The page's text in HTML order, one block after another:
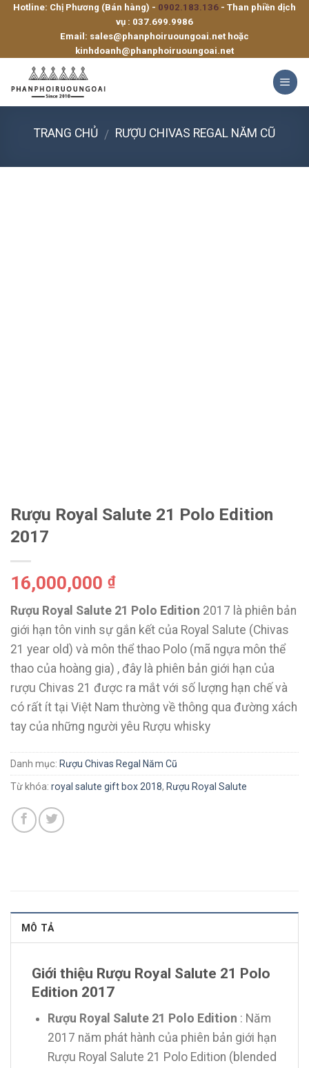
SkipHotline: Chị Phương (Bán hàng) - 0902.183.136 - Than phiền dịch
vụ : 037.699.9986
Email: sales@phanphoiruoungoai.net hoặc
kinhdoanh@phanphoiruoungoai.net
TRANG CHỦ / RƯỢU CHIVAS REGAL NĂM CŨ
Rượu Royal Salute 21 Polo Edition
2017
16,000,000 ₫
Rượu Royal Salute 21 Polo Edition 2017 là phiên bản
giới hạn tôn vinh sự gắn kết của Royal Salute (Chivas
21 year old) và môn thể thao Polo (mã ngựa môn thể
thao của hoàng gia) , đây là phiên bản giới hạn của
rượu Chivas 21 được ra mắt với số lượng hạn chế và
có rất ít tại Việt Nam thường về thông qua đường xách
tay của những người yêu Rượu whisky
Danh mục: Rượu Chivas Regal Năm Cũ
Từ khóa: royal salute gift box 2018, Rượu Royal Salute
MÔ TẢ
Giới thiệu Rượu Royal Salute 21 Polo
Edition 2017
Rượu Royal Salute 21 Polo Edition : Năm
2017 năm phát hành của phiên bản giới hạn
Rượu Royal Salute 21 Polo Edition (blended